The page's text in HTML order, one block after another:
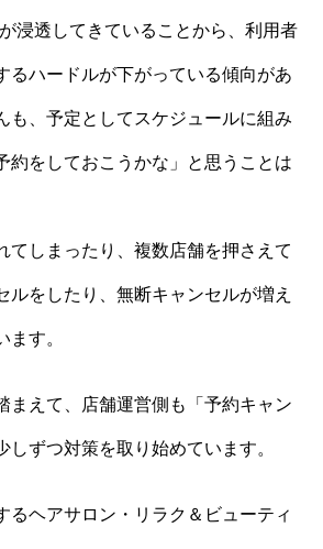
浸透してきていることから、利用者
るハードルが下がっている傾向があ
も、予定としてスケジュールに組み
約をしておこうかな」と思うことは
てしまったり、複数店舗を押さえて
ルをしたり、無断キャンセルが増え
ます。
まえて、店舗運営側も「予約キャン
しずつ対策を取り始めています。
るヘアサロン・リラク＆ビューティ